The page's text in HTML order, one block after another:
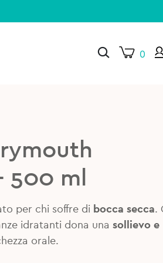
0
500 ml
per chi soffre di bocca secca.
idratanti dona una sollievo e
orale.